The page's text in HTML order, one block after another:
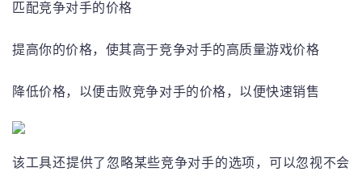
匹配竞争对手的价格
提高你的价格，使其高于竞争对手的高质量游戏价格
降低价格，以便击败竞争对手的价格，以便快速销售
该工具还提供了忽略某些竞争对手的选项，可以忽视不会